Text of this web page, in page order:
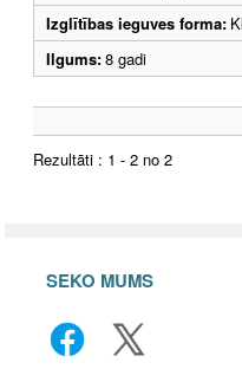
Izglītības ieguves forma:
Ilgums:8 gadi
Rezultāti : 1 - 2 no 2
SEKO MUMS